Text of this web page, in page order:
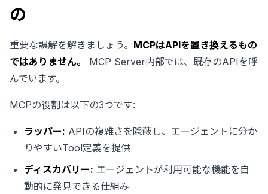
の
重要な誤解を解きましょう。 MCPはAPIを置き換えるもの
ではありません。
MCP Server内部では、既存のAPIを呼
んでいます。
MCPの役割は以下の3つです:
ラッパー: APIの複雑さを隠蔽し、エージェントに分か
りやすいTool定義を提供
ディスカバリー: エージェントが利用可能な機能を自
動的に発見できる仕組み